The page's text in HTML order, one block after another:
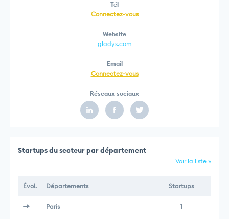
Tél
Connectez-vous
Website
gladys.com
Email
Connectez-vous
Réseaux sociaux
Startups du secteur par département
Voir la liste »
Évol. Départements Startups
Paris 1